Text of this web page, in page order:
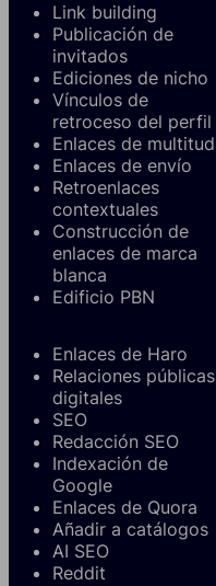
Link building
Publicación de
invitados
Ediciones de nicho
Vínculos de
retroceso del perfil
Enlaces de multitud
Enlaces de envío
Retroenlaces
contextuales
Construcción de
enlaces de marca
blanca
Edificio PBN
Enlaces de Haro
Relaciones públicas
digitales
SEO
Redacción SEO
Indexación de
Google
Enlaces de Quora
Añadir a catálogos
AI SEO
Reddit